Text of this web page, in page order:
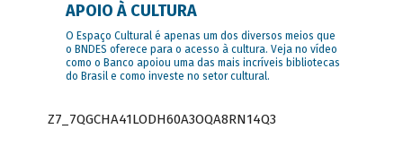
APOIO À CULTURA
O Espaço Cultural é apenas um dos diversos meios que
o BNDES oferece para o acesso à cultura. Veja no vídeo
como o Banco apoiou uma das mais incríveis bibliotecas
do Brasil e como investe no setor cultural.
Z7_7QGCHA41LODH60A3OQA8RN14Q3